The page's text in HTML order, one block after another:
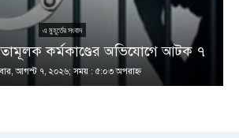
এ মুহূর্তের সংবাদ
কর্মকাণ্ডের অভিযোগে আটক ৭
আগস্ট ৭, ২০২৬; সময় : ৫:০৩ অপরাহ্ণ